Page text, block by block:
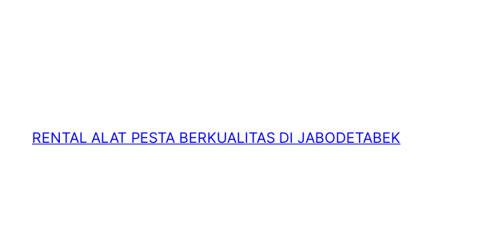
RENTAL ALAT PESTA BERKUALITAS DI JABODETABEK